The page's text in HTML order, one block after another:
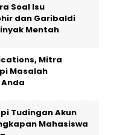
Soal Isu
dan Garibaldi
Mentah
Mitra
Masalah
Tudingan Akun
Mahasiswa